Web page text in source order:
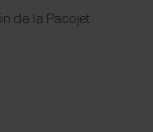
de la Pacojet